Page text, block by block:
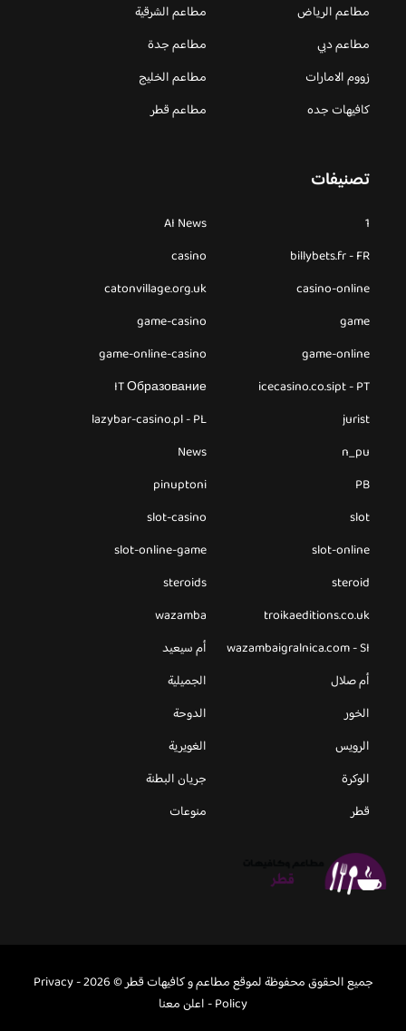
مطاعم الرياض
مطاعم الشرقية
مطاعم دبي
مطاعم جدة
زووم الامارات
مطاعم الخليج
كافيهات جده
مطاعم قطر
تصنيفات
1
AI News
billybets.fr - FR
casino
casino-online
catonvillage.org.uk
game
game-casino
game-online
game-online-casino
icecasino.co.sipt - PT
IT Образование
jurist
lazybar-casino.pl - PL
n_pu
News
PB
pinuptoni
slot
slot-casino
slot-online
slot-online-game
steroid
steroids
troikaeditions.co.uk
wazamba
wazambaigralnica.com - SI
أم سيعيد
أم صلال
الجميلية
الخور
الدوحة
الرويس
الغويرية
الوكرة
جريان البطنة
قطر
منوعات
جميع الحقوق محفوظة لموقع مطاعم و كافيهات قطر © 2026 -
Privacy
Policy
-اعلن معنا